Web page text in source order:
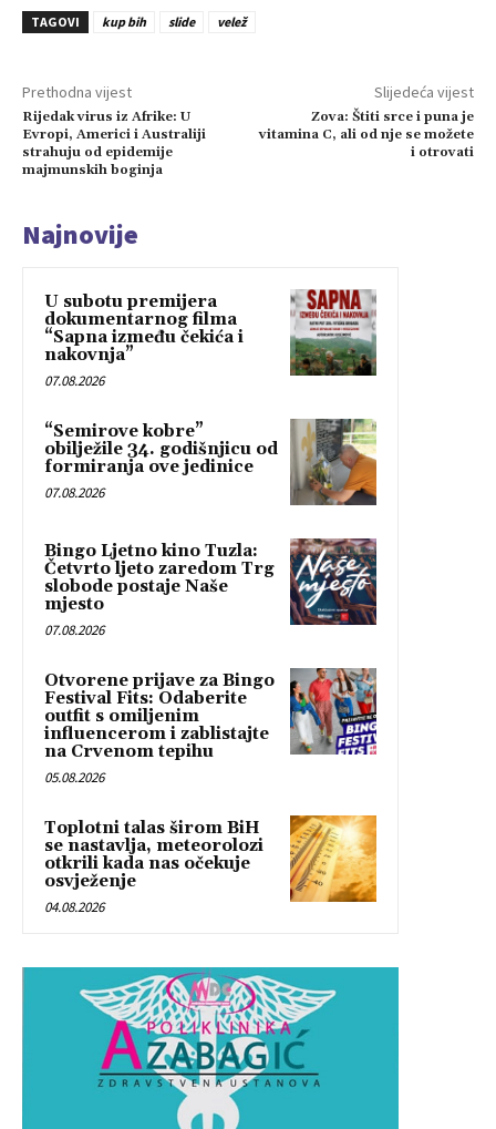
TAGOVI kup bih slide velež
Prethodna vijest
Rijedak virus iz Afrike: U
Evropi, Americi i Australiji
strahuju od epidemije
majmunskih boginja
Slijedeća vijest
Zova: Štiti srce i puna je
vitamina C, ali od nje se možete
i otrovati
Najnovije
U subotu premijera
dokumentarnog filma
“Sapna između čekića i
nakovnja”
07.08.2026
“Semirove kobre”
obilježile 34. godišnjicu od
formiranja ove jedinice
07.08.2026
Bingo Ljetno kino Tuzla:
Četvrto ljeto zaredom Trg
slobode postaje Naše
mjesto
07.08.2026
Otvorene prijave za Bingo
Festival Fits: Odaberite
outfit s omiljenim
influencerom i zablistajte
na Crvenom tepihu
05.08.2026
Toplotni talas širom BiH
se nastavlja, meteorolozi
otkrili kada nas očekuje
osvježenje
04.08.2026